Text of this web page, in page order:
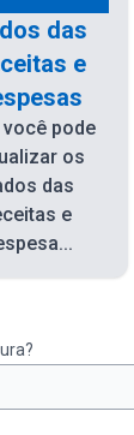
das
e
você pode
os
das
e